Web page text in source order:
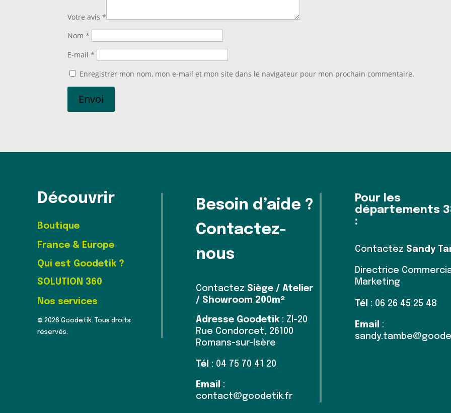
Votre avis*
Nom*
E-mail*
Enregistrer mon nom, mon e-mail et mon site dans le navigateur pour mon prochain commentaire.
Envoi
Découvrir
Boutique
France & Europe
Qui est Goodetik ?
SOLUTION 360
Nos services
© 2026 Goodetik. Tous droits
réservés.
Besoin d’aide ?
Contactez-
nous
Contactez Siège / Atelier
/ Showroom 200m²
Adresse Goodetik : ZI-20
Rue Condorcet, 26100
Romans-sur-Isère
Tél : 04 75 70 41 20
Email
:
contact@goodetik.fr
Pour les
départements
:
Contactez Sandy
Directrice
Marketing
Tél : 06 26 45 25 48
Email
: